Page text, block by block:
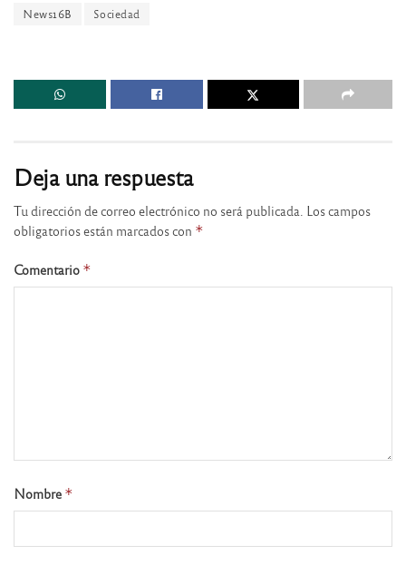
News16B
Sociedad
Deja una respuesta
Tu dirección de correo electrónico no será publicada. Los campos
obligatorios están marcados con *
Comentario *
Nombre *